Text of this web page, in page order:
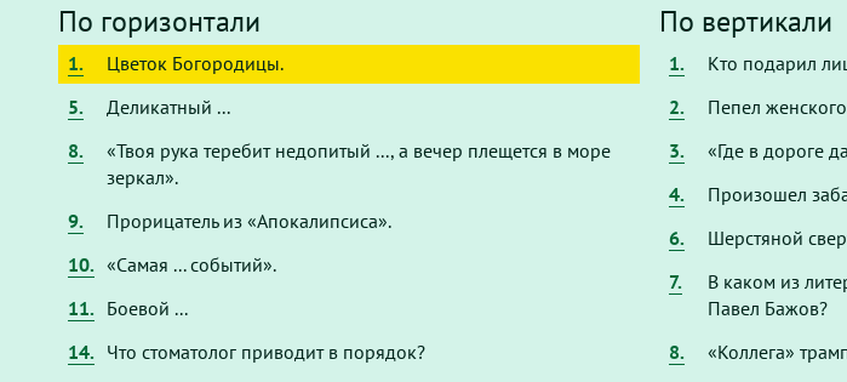
По горизонтали
1.
Цветок Богородицы.
5.
Деликатный ...
8.
«Твоя рука теребит недопитый ..., а вечер плещется в море
зеркал».
9.
Прорицатель из «Апокалипсиса».
10. «Самая ... событий».
11. Боевой ...
14. Что стоматолог приводит в порядок?
По вертикали
1.
Кто подарил
2.
Пепел
3.
«Где в дороге
4.
Произошел
6.
Шерстяной
7.
В каком из
Павел Бажов?
8.
«Коллега»